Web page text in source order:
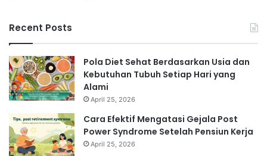
Recent Posts
Pola Diet Sehat Berdasarkan Usia dan
Kebutuhan Tubuh Setiap Hari yang
Alami
April 25, 2026
Cara Efektif Mengatasi Gejala Post
Power Syndrome Setelah Pensiun Kerja
April 25, 2026